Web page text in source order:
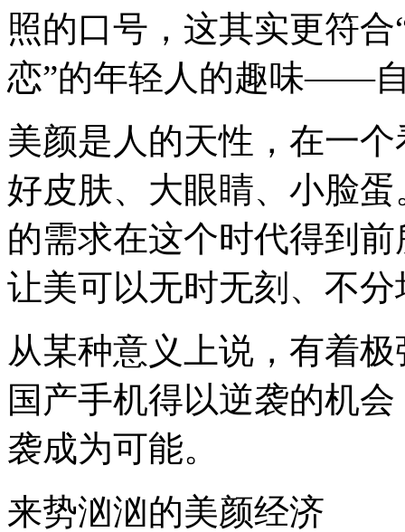
就
变
得
坚
不
摧。
AI
照的口号，这其实更符
恋”的年轻人的趣味——
美颜是人的天性，在一
好皮肤、大眼睛、小脸
的需求在这个时代得到
让美可以无时无刻、不
从某种意义上说，有着
国产手机得以逆袭的机
袭成为可能。
来势汹汹的美颜经济